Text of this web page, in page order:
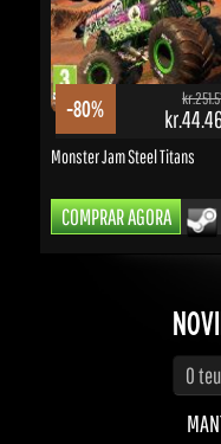
-80% kr.251.51
kr.44.46
Monster Jam Steel Titans
COMPRAR AGORA